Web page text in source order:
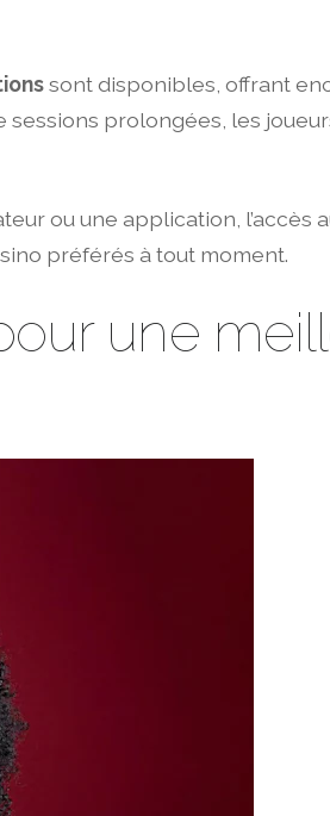
sont disponibles, offrant
prolongées, les
ou une application,
préférés à tout moment.
une